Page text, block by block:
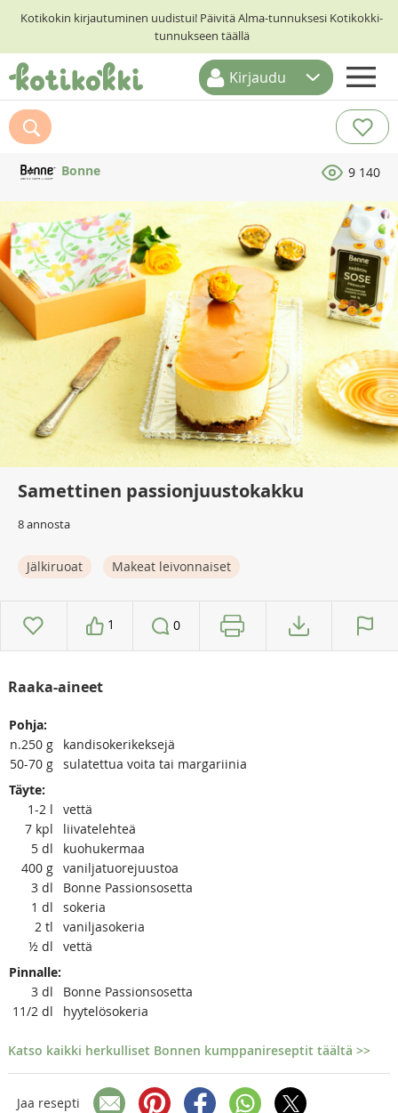
Kotikokin kirjautuminen uudistui! Päivitä Alma-tunnuksesi Kotikokki-
tunnukseen täällä
ETUSIVU
RESEPTIHAKU
RUOKATEEMAT
KESKUSTELUT
KOTIKOKIT
Kirjaudu
Bonne 9 140
Samettinen passionjuustokakku
8 annosta
Jälkiruoat Makeat leivonnaiset
1 0
Raaka-aineet
Pohja:
n.250 g
kandisokerikeksejä
50-70 g sulatettua voita tai margariinia
Täyte:
1-2 l
vettä
7 kpl
liivatelehteä
5 dl
kuohukermaa
400 g vaniljatuorejuustoa
3 dl
Bonne Passionsosetta
1 dl
sokeria
2 tl
vaniljasokeria
½ dl
vettä
Pinnalle:
3 dl
Bonne Passionsosetta
11/2 dl hyytelösokeria
Katso kaikki herkulliset Bonnen kumppanireseptit täältä >>
Jaa resepti